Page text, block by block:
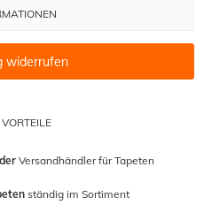
VORTEILE
Versandhändler für Tapeten
ständig im Sortiment
widerrufen